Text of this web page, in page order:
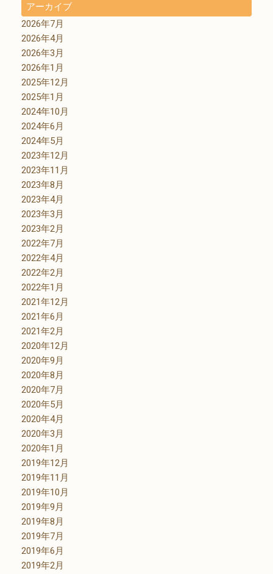
アーカイブ
2026年7月
2026年4月
2026年3月
2026年1月
2025年12月
2025年1月
2024年10月
2024年6月
2024年5月
2023年12月
2023年11月
2023年8月
2023年4月
2023年3月
2023年2月
2022年7月
2022年4月
2022年2月
2022年1月
2021年12月
2021年6月
2021年2月
2020年12月
2020年9月
2020年8月
2020年7月
2020年5月
2020年4月
2020年3月
2020年1月
2019年12月
2019年11月
2019年10月
2019年9月
2019年8月
2019年7月
2019年6月
2019年2月